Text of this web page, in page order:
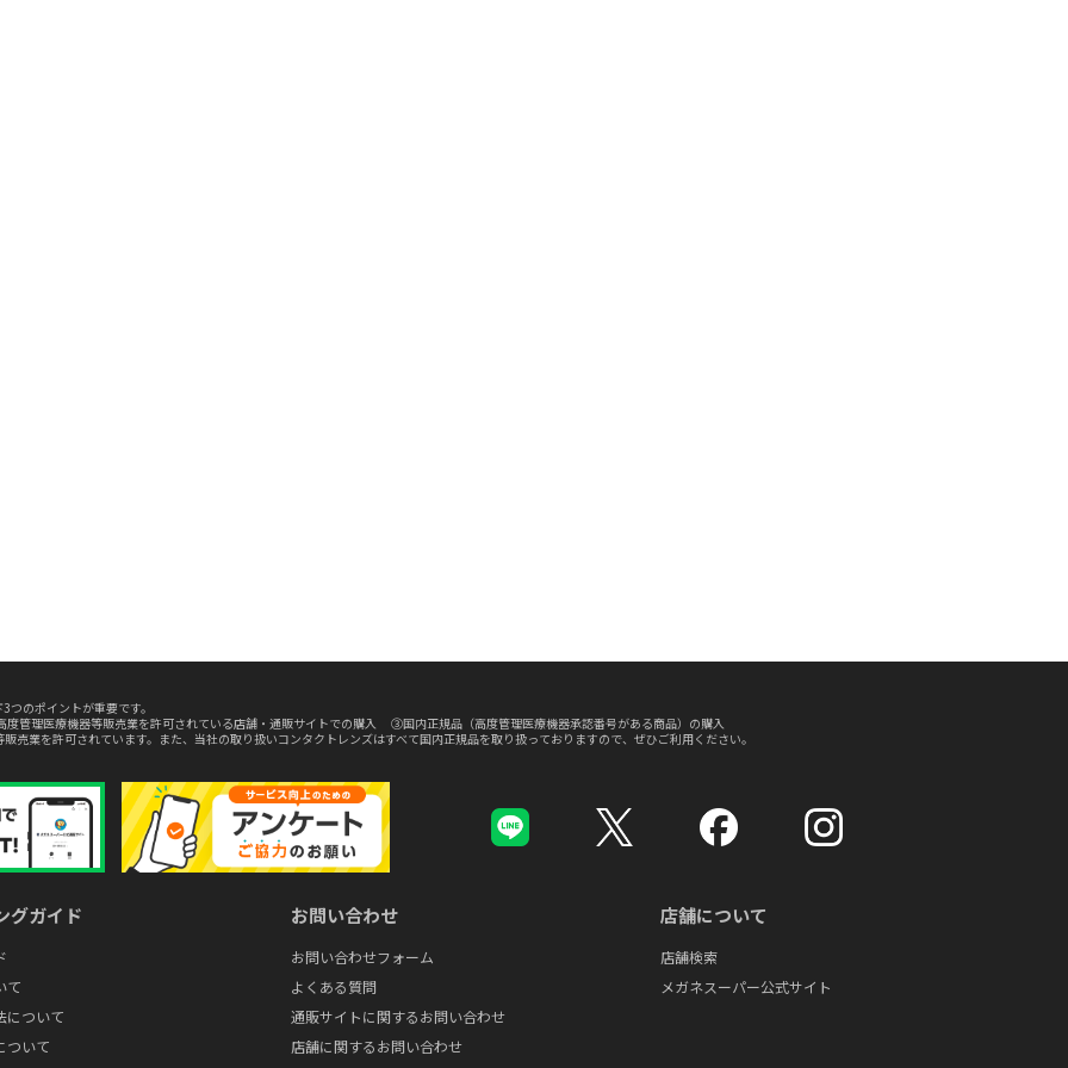
のポイントが重要です。
理医療機器等販売業を許可されている店舗・通販サイトでの購入 ③国内正規品（高度管理医療機器承認番号がある商品）の購入
売業を許可されています。また、当社の取り扱いコンタクトレンズはすべて国内正規品を取り扱っておりますので、ぜひご利用ください。
グガイド
て
について
ついて
お問い合わせ
お問い合わせフォーム
よくある質問
通販サイトに関するお問い合わせ
店舗に関するお問い合わせ
店舗について
店舗検索
メガネスーパー公式サイト